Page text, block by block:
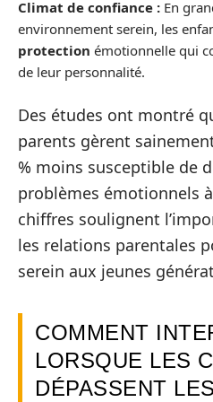
Climat de confiance : En
environnement serein, les
protection émotionnelle qui
de leur personnalité.
Des études ont montré
parents gèrent
% moins susceptible de
problèmes émotionnels à
chiffres soulignent
les relations parentales
serein aux jeunes
COMMENT
LORSQUE LES
DÉPASSENT